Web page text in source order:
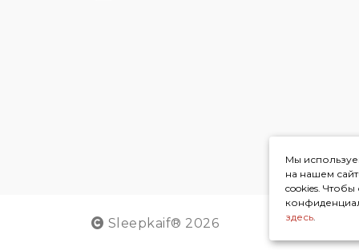
Мы
на нашем
cookies.
здесь.
Sleepkaif® 2026